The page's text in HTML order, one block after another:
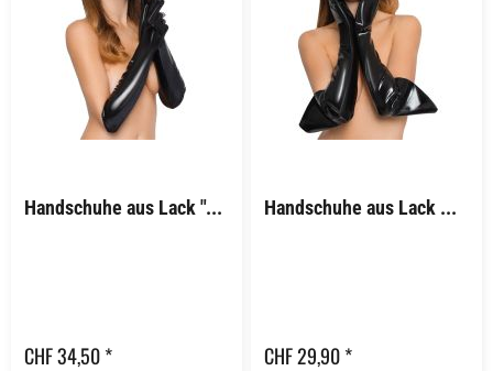
Handschuhe aus Lack "Andrea"
CHF 34,50 *
Handschuhe aus Lack "Rita"
CHF 29,90 *